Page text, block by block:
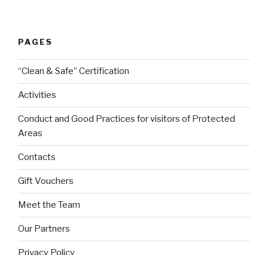
PAGES
“Clean & Safe” Certification
Activities
Conduct and Good Practices for visitors of Protected
Areas
Contacts
Gift Vouchers
Meet the Team
Our Partners